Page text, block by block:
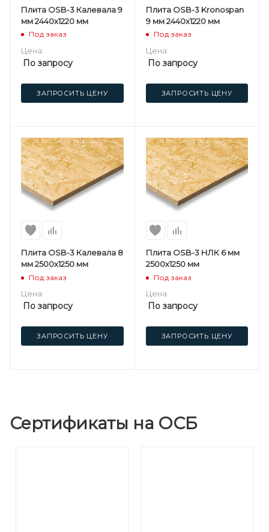
Плита OSB-3 Калевала 9
мм 2440х1220 мм
Под заказ
Цена:
По запросу
ЗАПРОСИТЬ ЦЕНУ
Плита OSB-3 Kronospan
9 мм 2440х1220 мм
Под заказ
Цена:
По запросу
ЗАПРОСИТЬ ЦЕНУ
Плита OSB-3 Калевала 8
мм 2500х1250 мм
Под заказ
Цена:
По запросу
ЗАПРОСИТЬ ЦЕНУ
Плита OSB-3 НЛК 6 мм
2500х1250 мм
Под заказ
Цена:
По запросу
ЗАПРОСИТЬ ЦЕНУ
Сертификаты на ОСБ